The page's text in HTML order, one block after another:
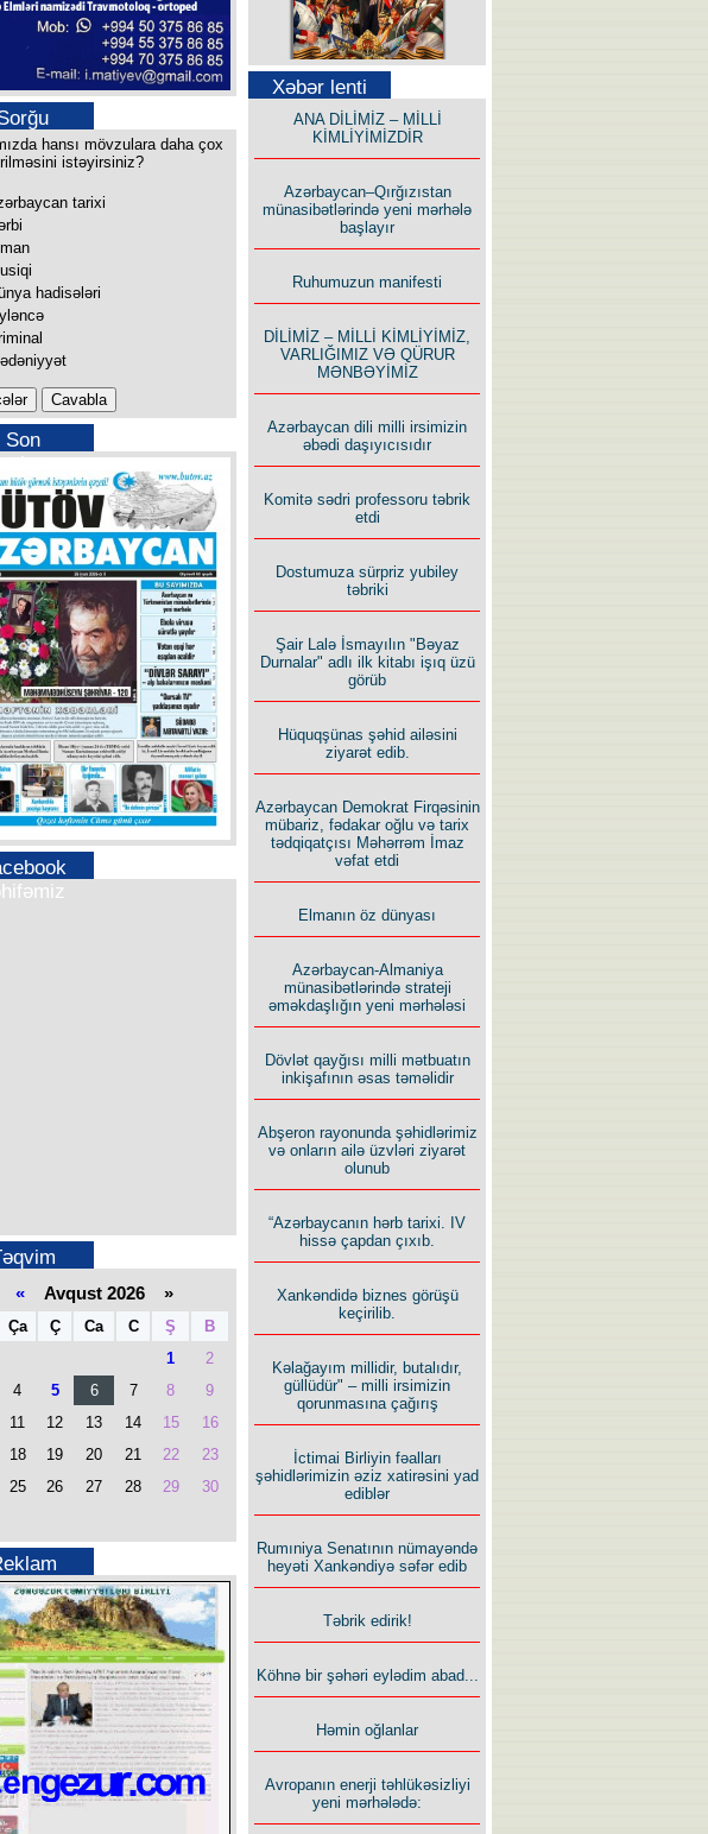
hansı mövzulara daha çox
istəyirsiniz?
tarixi
hadisələri
Son
«Avqust 2026 »
Ça Ç Ca C Ş
B
1
2
4 5 6 7 8
9
11 12 13 14 15
16
18 19 20 21 22
23
25 26 27 28 29
30
Səfər Alışarlı yazır
Uzun yolun Yolçusu
Bu yolda mən varam!
edən beş şərt
Xəbər lenti
ANA DİLİMİZ – MİLLİ
KİMLİYİMİZDİR
Azərbaycan–Qırğızıstan
münasibətlərində yeni mərhələ
başlayır
Ruhumuzun manifesti
DİLİMİZ – MİLLİ KİMLİYİMİZ,
VARLIĞIMIZ VƏ QÜRUR
MƏNBƏYİMİZ
Azərbaycan dili milli irsimizin
əbədi daşıyıcısıdır
Komitə sədri professoru təbrik
etdi
Dostumuza sürpriz yubiley
təbriki
Şair Lalə İsmayılın "Bəyaz
Durnalar" adlı ilk kitabı işıq üzü
görüb
Hüquqşünas şəhid ailəsini
ziyarət edib.
Azərbaycan Demokrat Firqəsinin
mübariz, fədakar oğlu və tarix
tədqiqatçısı Məhərrəm İmaz
vəfat etdi
Elmanın öz dünyası
Azərbaycan-Almaniya
münasibətlərində strateji
əməkdaşlığın yeni mərhələsi
Dövlət qayğısı milli mətbuatın
inkişafının əsas təməlidir
Abşeron rayonunda şəhidlərimiz
və onların ailə üzvləri ziyarət
olunub
“Azərbaycanın hərb tarixi. IV
hissə çapdan çıxıb.
Xankəndidə biznes görüşü
keçirilib.
Kəlağayım millidir, butalıdır,
güllüdür" – milli irsimizin
qorunmasına çağırış
İctimai Birliyin fəalları
şəhidlərimizin əziz xatirəsini yad
ediblər
Rumıniya Senatının nümayəndə
heyəti Xankəndiyə səfər edib
Təbrik edirik!
Köhnə bir şəhəri eylədim abad...
Həmin oğlanlar
Avropanın enerji təhlükəsizliyi
yeni mərhələdə: